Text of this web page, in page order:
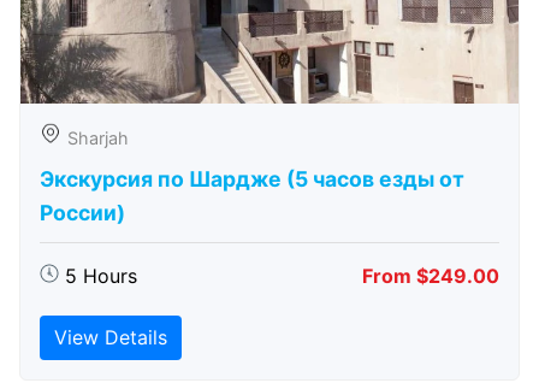
Sharjah
Экскурсия по Шардже (5 часов езды от
России)
5 Hours From $249.00
View Details